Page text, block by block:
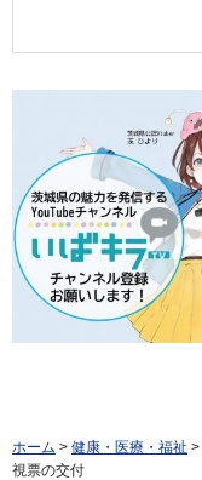
ホーム > 健康・医療・福祉 >
視票の交付